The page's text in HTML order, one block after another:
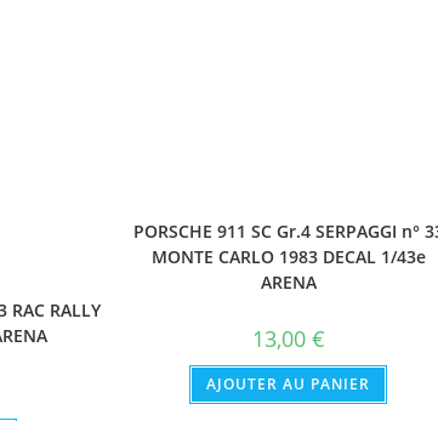
RAC RALLY
PORSCHE 911 SC Gr.4 SERPAGGI n°
MONTE CARLO 1983 DECAL 1/43e
ARENA
13,00 €
AJOUTER AU PANIER